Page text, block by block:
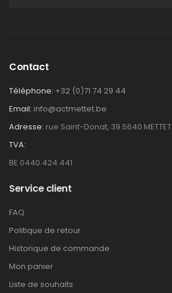
Contact
Téléphone: +32 (0)71 74 29 44
Email: info@actmettet.be
Adresse: rue Saint-Donat, 39 5640 METTET
TVA:
BE 0440.424.441
Service client
FAQ
Politique de retour
Historique de commande
Mon panier
Liste de souhaits